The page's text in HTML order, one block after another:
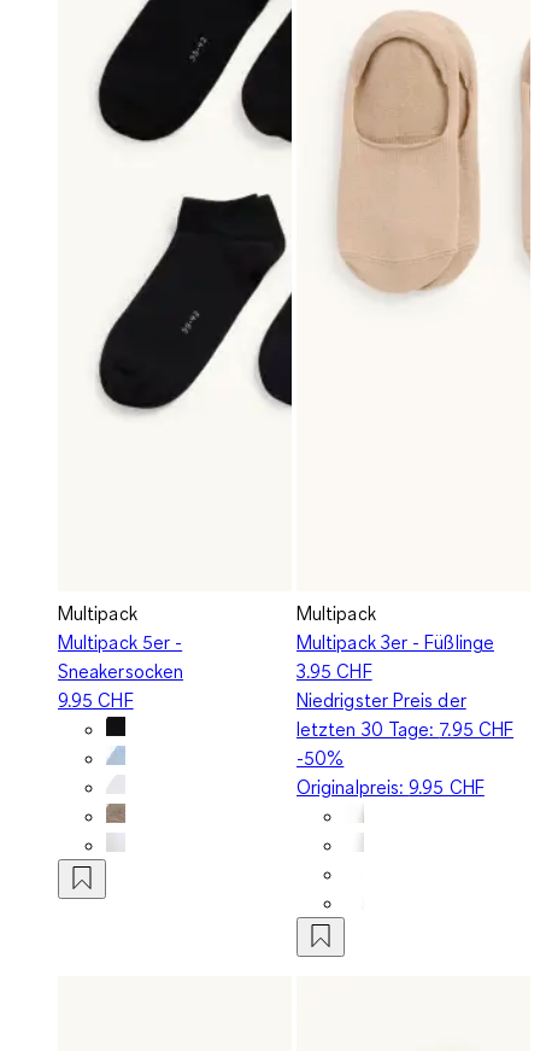
Multipack
Multipack 5er -
Sneakersocken
9.95 CHF
Multipack
Multipack 3er - Füßlinge
3.95 CHF
Niedrigster Preis der
letzten 30 Tage: 7.95 CHF
-50%
Originalpreis:9.95 CHF